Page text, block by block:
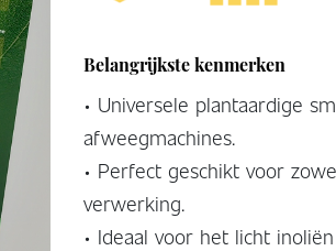
Belangrijkste kenmerken
• Universele plantaardige
afweegmachines.
• Perfect geschikt voor
verwerking.
• Ideaal voor het licht